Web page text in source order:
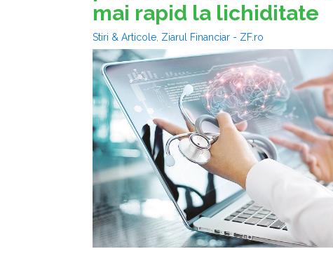
mai rapid la lichiditate
Stiri & Articole Ziarul Financiar - ZF.ro